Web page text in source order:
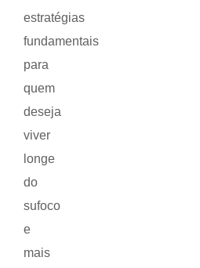
estratégias
fundamentais
para
quem
deseja
viver
longe
do
sufoco
e
mais